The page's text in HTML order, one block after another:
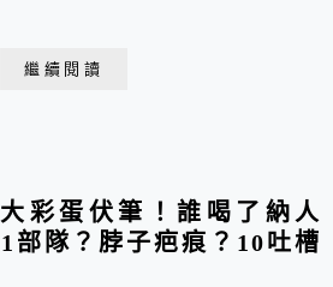
繼續閱讀
彩蛋伏筆！誰喝了納人
部隊？脖子疤痕？10吐槽